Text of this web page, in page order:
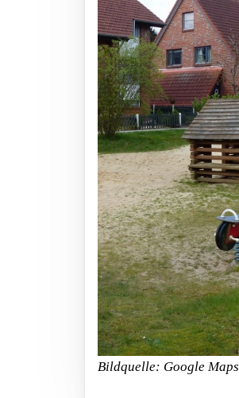
Bildquelle: Google Maps